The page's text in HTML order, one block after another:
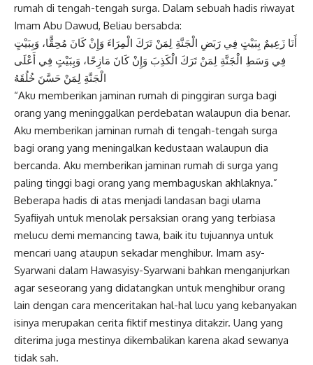
rumah di tengah-tengah surga. Dalam sebuah hadis riwayat
Imam Abu Dawud, Beliau bersabda:
أَنَا زَعِيمٌ بِبَيْتٍ فِي رَبَضِ الْجَنَّةِ لِمَنْ تَرَكَ الْمِرَاءَ وَإِنْ كَانَ مُحِقًّا، وَبِبَيْتٍ
فِي وَسَطِ الْجَنَّةِ لِمَنْ تَرَكَ الْكَذِبَ وَإِنْ كَانَ مَازِحًا، وَبِبَيْتٍ فِي أَعْلَى
الْجَنَّةِ لِمَنْ حَسَّنَ خُلُقَهُ
“Aku memberikan jaminan rumah di pinggiran surga bagi
orang yang meninggalkan perdebatan walaupun dia benar.
Aku memberikan jaminan rumah di tengah-tengah surga
bagi orang yang meningalkan kedustaan walaupun dia
bercanda. Aku memberikan jaminan rumah di surga yang
paling tinggi bagi orang yang membaguskan akhlaknya.”
Beberapa hadis di atas menjadi landasan bagi ulama
Syafiiyah untuk menolak persaksian orang yang terbiasa
melucu demi memancing tawa, baik itu tujuannya untuk
mencari uang ataupun sekadar menghibur. Imam asy-
Syarwani dalam Hawasyisy-Syarwani bahkan menganjurkan
agar seseorang yang didatangkan untuk menghibur orang
lain dengan cara menceritakan hal-hal lucu yang kebanyakan
isinya merupakan cerita fiktif mestinya ditakzir. Uang yang
diterima juga mestinya dikembalikan karena akad sewanya
tidak sah.